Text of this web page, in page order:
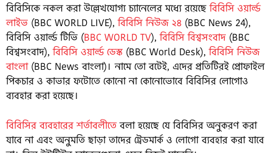
বিবিসিকে নকল করা উল্লেখযোগ্য চ্যানেলের মধ্যে রয়েছেবিবিসি ওয়ার্ল্ড
লাইভ (BBC WORLD LIVE),বিবিসি নিউজ ২৪ (BBC News 24),
বিবিসি ওয়ার্ল্ড টিভি (BBC WORLD TV),বিবিসি বিশ্বসংবাদ (BBC
বিশ্বসংবাদ),বিবিসি ওয়ার্ল্ড ডেস্ক (BBC World Desk),বিবিসি নিউজ
বাংলা(BBC News বাংলা)। নামে তো বটেই, এদের প্রতিটিরই প্রোফাইল
পিকচার ও কাভার ফটোতে কোনো না কোনোভোবে বিবিসির লোগোও
ব্যবহার করা হয়েছে।
বিবিসির ব্যবহারের শর্তাবলীতেবলা হয়েছে যে বিবিসির অনুকরণ করা
যাবে না এবং অনুমতি ছাড়া তাদের ট্রেডমার্ক ও লোগো ব্যবহার করা যাবে